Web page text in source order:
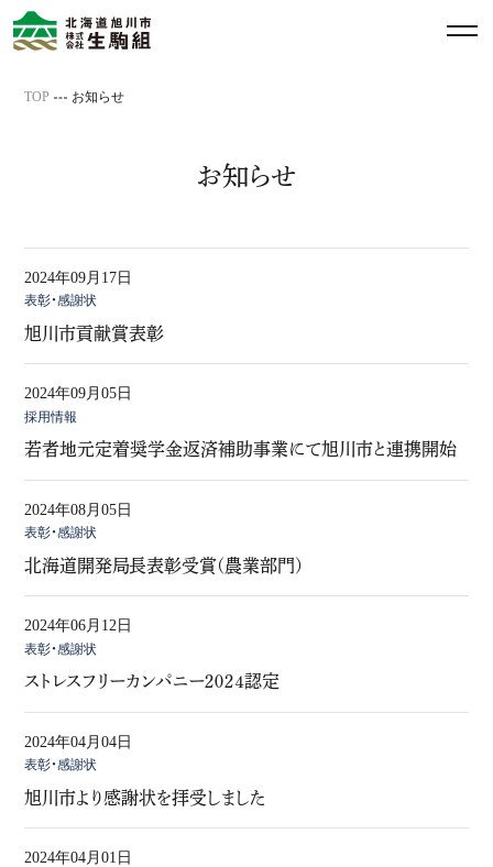
る
TOP お知らせ
お知らせ
2024年09月17日
表彰・感謝状
旭川市貢献賞表彰
2024年09月05日
採用情報
若者地元定着奨学金返済補助事業にて旭川市と連携開始
2024年08月05日
表彰・感謝状
北海道開発局長表彰受賞(農業部門)
2024年06月12日
表彰・感謝状
ストレスフリーカンパニー２０２４認定
2024年04月04日
表彰・感謝状
旭川市より感謝状を拝受しました
2024年04月01日